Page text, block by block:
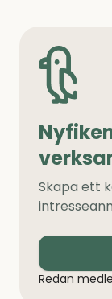
Skapa ett
Redan